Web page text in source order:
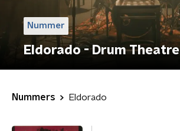
Nummer
Eldorado - Drum Theatre
Nummers Eldorado